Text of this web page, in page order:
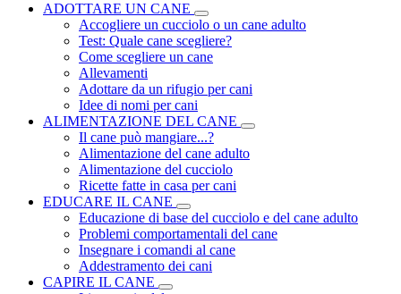
ADOTTARE UN CANE
Accogliere un cucciolo o un cane adulto
Test: Quale cane scegliere?
Come scegliere un cane
Allevamenti
Adottare da un rifugio per cani
Idee di nomi per cani
ALIMENTAZIONE DEL CANE
Il cane può mangiare...?
Alimentazione del cane adulto
Alimentazione del cucciolo
Ricette fatte in casa per cani
EDUCARE IL CANE
Educazione di base del cucciolo e del cane adulto
Problemi comportamentali del cane
Insegnare i comandi al cane
Addestramento dei cani
CAPIRE IL CANE